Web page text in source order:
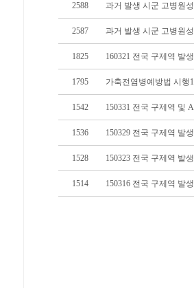
2588 과거 발생 시군 고병원
2587 과거 발생 시군 고병원
1825 160321 전국 구제역 발
1795 가축전염병예방법 시행
1542 150331 전국 구제역 및
1536 150329 전국 구제역 발
1528 150323 전국 구제역 발
1514 150316 전국 구제역 발